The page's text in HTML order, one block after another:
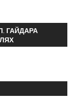
ГАЙДАРА